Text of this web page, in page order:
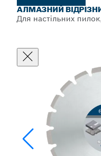
АЛМАЗНИЙ
Для настільних